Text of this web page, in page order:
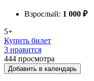
Взрослый: 1 000 ₽
5+
Купить билет
3 нравится
444 просмотра
Добавить в календарь